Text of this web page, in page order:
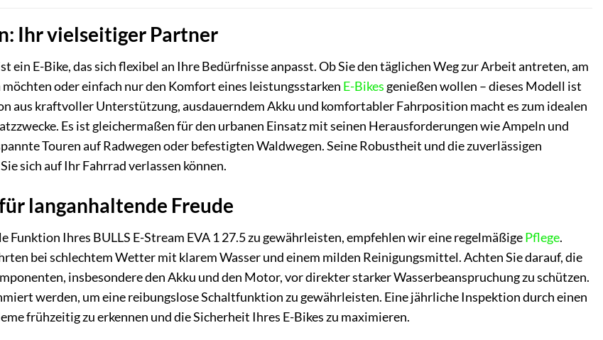
Ihr vielseitiger Partner
ein E-Bike, das sich flexibel an Ihre Bedürfnisse anpasst. Ob Sie den täglichen Weg zur Arbeit antreten, am
oder einfach nur den Komfort eines leistungsstarken E-Bikes genießen wollen – dieses Modell ist
aus kraftvoller Unterstützung, ausdauerndem Akku und komfortabler Fahrposition macht es zum idealen
Es ist gleichermaßen für den urbanen Einsatz mit seinen Herausforderungen wie Ampeln und
Touren auf Radwegen oder befestigten Waldwegen. Seine Robustheit und die zuverlässigen
sich auf Ihr Fahrrad verlassen können.
langanhaltende Freude
Funktion Ihres BULLS E-Stream EVA 1 27.5 zu gewährleisten, empfehlen wir eine regelmäßigePflege.
bei schlechtem Wetter mit klarem Wasser und einem milden Reinigungsmittel. Achten Sie darauf, die
insbesondere den Akku und den Motor, vor direkter starker Wasserbeanspruchung zu schützen.
werden, um eine reibungslose Schaltfunktion zu gewährleisten. Eine jährliche Inspektion durch einen
frühzeitig zu erkennen und die Sicherheit Ihres E-Bikes zu maximieren.